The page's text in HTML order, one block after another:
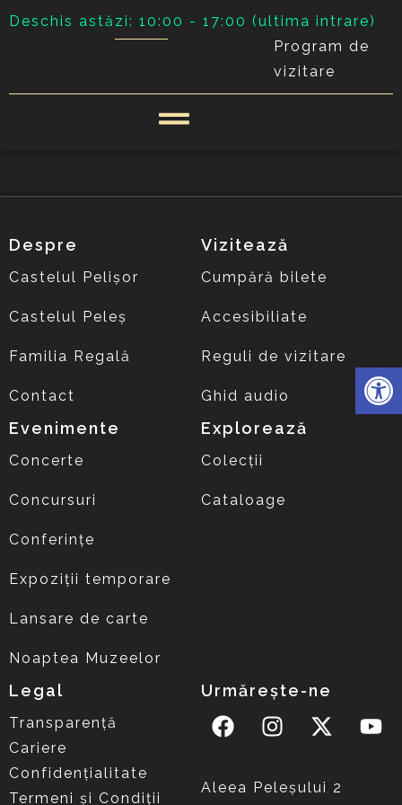
Deschis astăzi: 10:00 - 17:00 (ultima intrare)
Program de
vizitare
Despre
Castelul Pelișor
Castelul Peleș
Familia Regală
Contact
Vizitează
Cumpără bilete
Accesibiliate
Reguli de vizitare
Ghid audio
Evenimente
Concerte
Concursuri
Conferințe
Expoziții temporare
Lansare de carte
Noaptea Muzeelor
Explorează
Colecții
Cataloage
Legal
Transparență
Cariere
Confidențialitate
Termeni și Condiții
Urmărește-ne
Aleea Peleşului 2